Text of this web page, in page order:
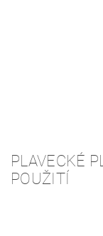
PLAVECKÉ
POUŽITÍ